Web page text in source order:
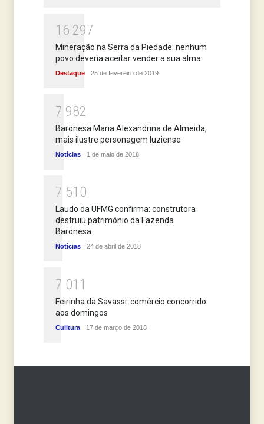
1 6 297
Mineração na Serra da Piedade: nenhum
povo deveria aceitar vender a sua alma
Destaque 25 de fevereiro de 2019
7 982
Baronesa Maria Alexandrina de Almeida,
mais ilustre personagem luziense
Notícias 1 de maio de 2018
7 51 0
Laudo da UFMG confirma: construtora
destruiu patrimônio da Fazenda
Baronesa
Notícias 24 de abril de 2018
7 01 1
Feirinha da Savassi: comércio concorrido
aos domingos
Culltura 17 de março de 2018